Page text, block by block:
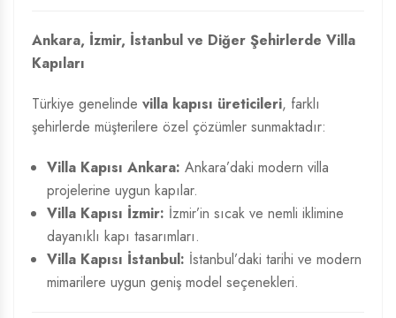
Ankara, İzmir, İstanbul ve Diğer Şehirlerde Villa
Kapıları
Türkiye genelinde villa kapısı üreticileri, farklı
şehirlerde müşterilere özel çözümler sunmaktadır:
Villa Kapısı Ankara: Ankara’daki modern villa
projelerine uygun kapılar.
Villa Kapısı İzmir: İzmir’in sıcak ve nemli iklimine
dayanıklı kapı tasarımları.
Villa Kapısı İstanbul: İstanbul’daki tarihi ve modern
mimarilere uygun geniş model seçenekleri.